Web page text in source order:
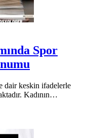
Spor
dair keskin ifadelerle
Kadının…